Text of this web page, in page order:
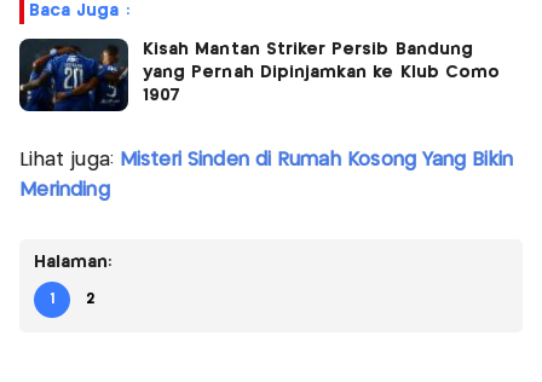
Baca Juga :
Kisah Mantan Striker Persib Bandung
yang Pernah Dipinjamkan ke Klub Como
1907
Lihat juga: Misteri Sinden di Rumah Kosong Yang Bikin
Merinding
Halaman:
1 2